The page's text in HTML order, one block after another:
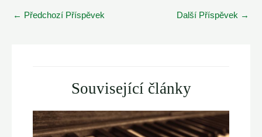
Post
← Předchozí Příspěvek Další Příspěvek →
Související články